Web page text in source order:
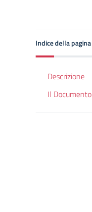
Indice della pagina
Descrizione
Il Documento